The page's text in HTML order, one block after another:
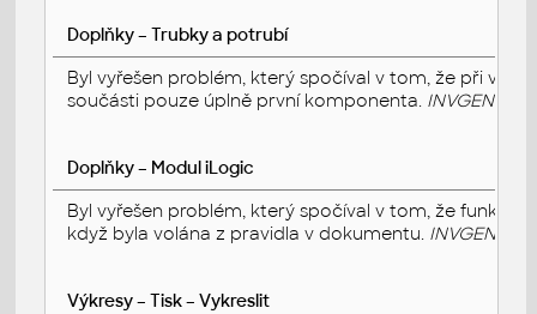
Doplňky – Trubky a potrubí
Byl vyřešen problém, který spočíval v tom, že při
součásti pouze úplně první komponenta. INVGEN-
Doplňky – Modul iLogic
Byl vyřešen problém, který spočíval v tom, že funkce
když byla volána z pravidla v dokumentu. INVGEN-
Výkresy – Tisk – Vykreslit